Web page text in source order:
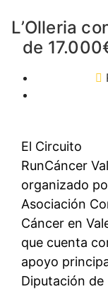
L’Olleria
de
El Circuito
RunCáncer
organizado
Asociación
Cáncer en
que cuenta
apoyo
Diputación de